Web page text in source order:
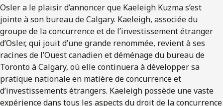
S’abonner aux articles Osler
S’abonner
Osler a le plaisir d’annoncer que Kaeleigh Kuzma s’est
jointe à son bureau de Calgary. Kaeleigh, associée du
groupe de la concurrence et de l’investissement étranger
d’Osler, qui jouit d’une grande renommée, revient à ses
racines de l’Ouest canadien et déménage du bureau de
Toronto à Calgary, où elle continuera à développer sa
pratique nationale en matière de concurrence et
d’investissements étrangers. Kaeleigh possède une vaste
expérience dans tous les aspects du droit de la concurrence